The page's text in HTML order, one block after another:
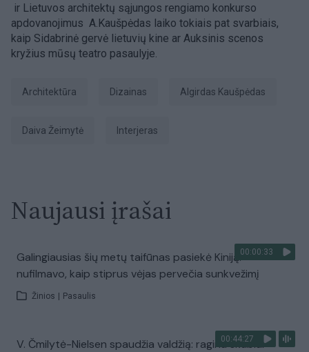
ir Lietuvos architektų sąjungos rengiamo konkurso
apdovanojimus A.Kaušpėdas laiko tokiais pat svarbiais,
kaip Sidabrinė gervė lietuvių kine ar Auksinis scenos
kryžius mūsų teatro pasaulyje.
architektūra Dizainas Algirdas Kaušpėdas
Daiva Žeimytė Interjeras
Naujausi įrašai
00:00:33
Galingiausias šių metų taifūnas pasiekė Kiniją:
nufilmavo, kaip stiprus vėjas pervečia sunkvežimį
Žinios Pasaulis
00:44:27
V. Čmilytė-Nielsen spaudžia valdžią: ragina skubiai